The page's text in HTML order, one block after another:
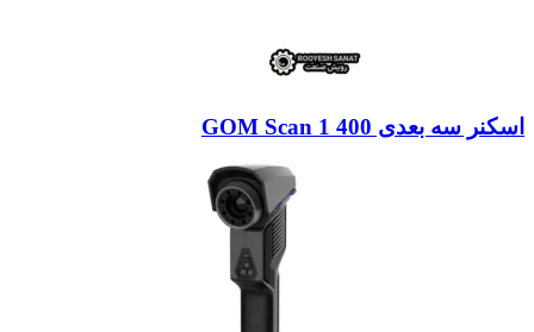
اسکنر سه بعدی GOM Scan 1 400